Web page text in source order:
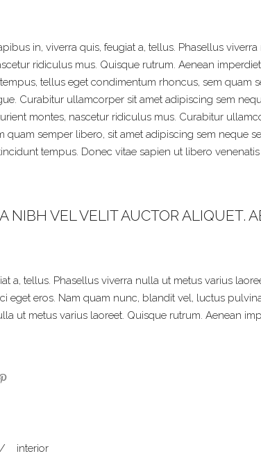
in, viverra quis, feugiat a, tellus. Phasellus
ridiculus mus. Quisque rutrum. Aenean
tellus eget condimentum rhoncus, sem quam
Curabitur ullamcorper sit amet adipiscing sem
montes, nascetur ridiculus mus. Curabitur
semper libero, sit amet adipiscing sem neque
tempus. Donec vitae sapien ut libero
NIBH VEL VELIT AUCTOR ALIQUET.
a, tellus. Phasellus viverra nulla ut metus varius
eget eros. Nam quam nunc, blandit vel, luctus
ut metus varius laoreet. Quisque rutrum. Aenean
/ interior